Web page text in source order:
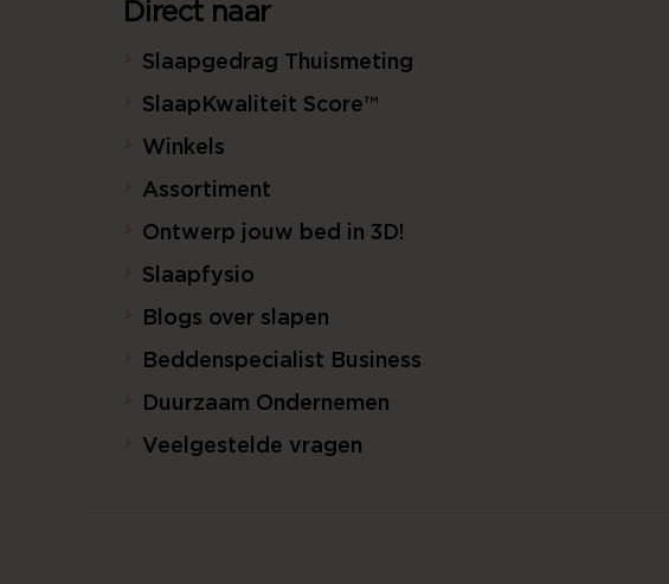
Direct naar
Slaapgedrag Thuismeting
SlaapKwaliteit Score™
Winkels
Assortiment
Ontwerp jouw bed in 3D!
Slaapfysio
Blogs over slapen
Beddenspecialist Business
Duurzaam Ondernemen
Veelgestelde vragen